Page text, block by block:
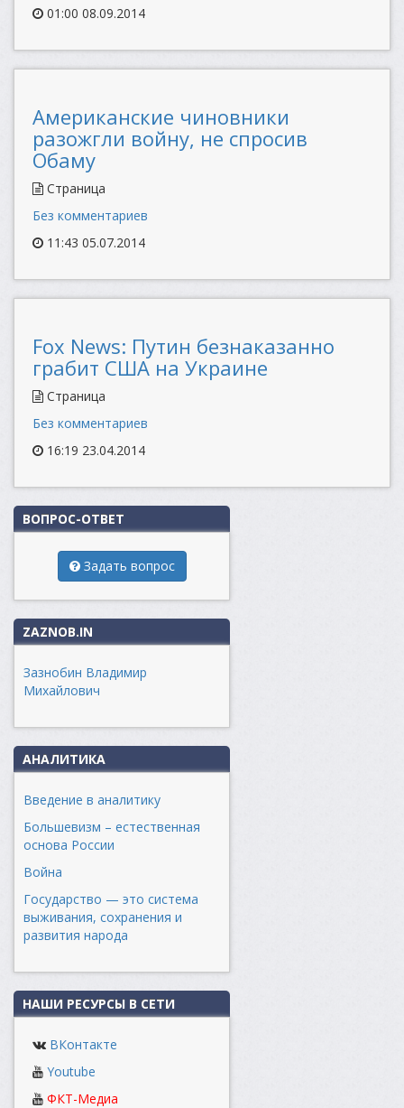
01:00 08.09.2014
Американские чиновники
разожгли войну, не спросив
Обаму
Страница
Без комментариев
11:43 05.07.2014
Fox News: Путин безнаказанно
грабит США на Украине
Страница
Без комментариев
16:19 23.04.2014
ВОПРОС-ОТВЕТ
Задать вопрос
ZAZNOB.IN
Зазнобин Владимир
Михайлович
АНАЛИТИКА
Введение в аналитику
Большевизм – естественная
основа России
Война
Государство — это система
выживания, сохранения и
развития народа
НАШИ РЕСУРСЫ В СЕТИ
ВКонтакте
Youtube
ФКТ-Медиа